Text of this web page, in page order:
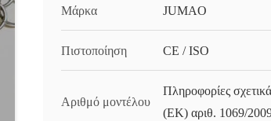
Μάρκα JUMAO
Πιστοποίηση CE / ISO
Αριθμό μοντέλου
Πληροφορίες
(ΕΚ) αριθ. 1069/